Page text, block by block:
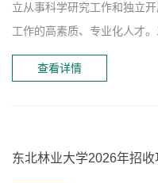
立从事科学研究工作和独立
工作的高素质、专业化人才。
查看详情